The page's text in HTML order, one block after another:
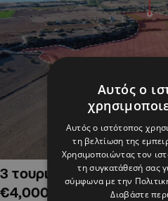
3 τουριστικά χωράφια
€4,000,000
Αυτός ο
Αυτός ο ιστότοπος
τη βελτίωση της
Χρησιμοποιώντας τον
τη συγκατάθεσή σας
σύμφωνα με την
Διαβάστε